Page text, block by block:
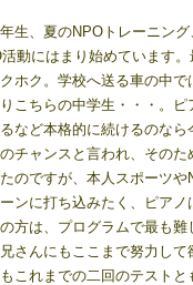
生、夏のNPOトレーニン
動にはまり始めています
ホク。学校へ送る車の中で
こちらの中学生・・・。ピ
など本格的に続けるのなら
チャンスと言われ、そのた
のですが、本人スポーツや
ンに打ち込みたく、ピアノ
方は、プログラムで最も難
さんにもここまで努力して
これまでの二回のテストと